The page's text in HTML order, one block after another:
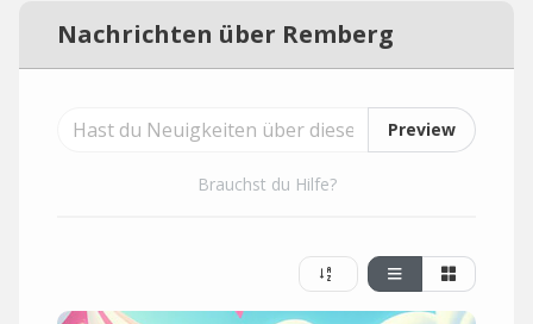
Nachrichten über Remberg
Preview
Brauchst du Hilfe?